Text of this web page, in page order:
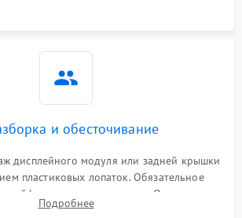
и обесточивание
дисплейного модуля или задней крышки
пластиковых лопаток. Обязательное
шлейфов матрицы и питания. Очистка
охлаждения от скопившейся пыли.
Подробнее